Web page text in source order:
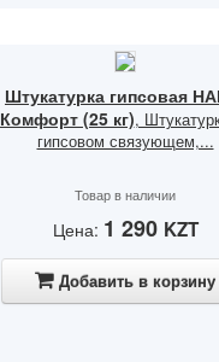
Штукатурка гипсовая
Комфорт (25 кг),
гипсовом связующем,...
Товар в наличии
Цена: 1 290 KZT
Добавить в корзину